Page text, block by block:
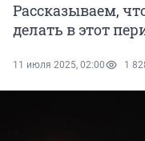
Рассказываем,
делать в этот
11 июля 2025, 02:00 1